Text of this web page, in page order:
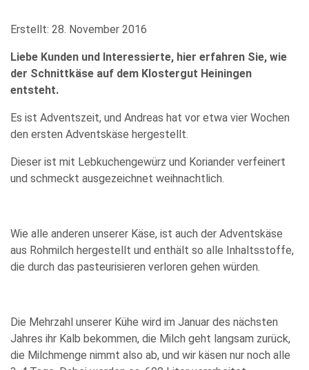
Erstellt: 28. November 2016
Liebe Kunden und Interessierte, hier erfahren Sie, wie
der Schnittkäse auf dem Klostergut Heiningen
entsteht.
Es ist Adventszeit, und Andreas hat vor etwa vier Wochen
den ersten Adventskäse hergestellt.
Dieser ist mit Lebkuchengewürz und Koriander verfeinert
und schmeckt ausgezeichnet weihnachtlich.
Wie alle anderen unserer Käse, ist auch der Adventskäse
aus Rohmilch hergestellt und enthält so alle Inhaltsstoffe,
die durch das pasteurisieren verloren gehen würden.
Die Mehrzahl unserer Kühe wird im Januar des nächsten
Jahres ihr Kalb bekommen, die Milch geht langsam zurück,
die Milchmenge nimmt also ab, und wir käsen nur noch alle